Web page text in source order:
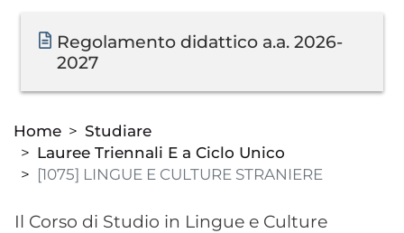
Documento
Regolamento didattico a.a. 2026-
2027
Home
Studiare
Lauree Triennali E a Ciclo Unico
[1075] LINGUE E CULTURE STRANIERE
Il Corso di Studio in Lingue e Culture